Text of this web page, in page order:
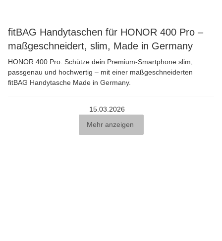
fitBAG Handytaschen für HONOR 400 Pro –
maßgeschneidert, slim, Made in Germany
HONOR 400 Pro: Schütze dein Premium-Smartphone slim,
passgenau und hochwertig – mit einer maßgeschneiderten
fitBAG Handytasche Made in Germany.
15.03.2026
Mehr anzeigen